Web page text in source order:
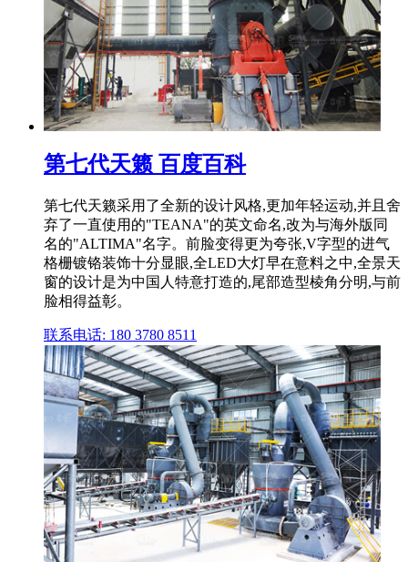
第七代天籁 百度百科
第七代天籁采用了全新的设计风格,更加年轻运动,并且舍
弃了一直使用的"TEANA"的英文命名,改为与海外版同
名的"ALTIMA"名字。前脸变得更为夸张,V字型的进气
格栅镀铬装饰十分显眼,全LED大灯早在意料之中,全景天
窗的设计是为中国人特意打造的,尾部造型棱角分明,与前
脸相得益彰。
联系电话: 180 3780 8511